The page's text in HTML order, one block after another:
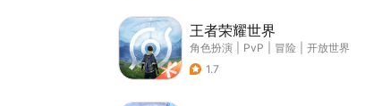
王者荣耀世界
角色扮演 PvP 冒险
开放世界
1.7